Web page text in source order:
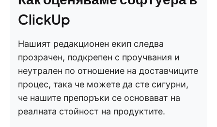
ClickUp
Нашият редакционен екип следва
прозрачен, подкрепен с проучвания и
неутрален по отношение на доставчиците
процес, така че можете да сте сигурни,
че нашите препоръки се основават на
реалната стойност на продуктите.